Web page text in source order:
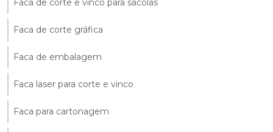
Faca de corte e vinco para sacolas
Faca de corte gráfica
Faca de embalagem
Faca laser para corte e vinco
Faca para cartonagem